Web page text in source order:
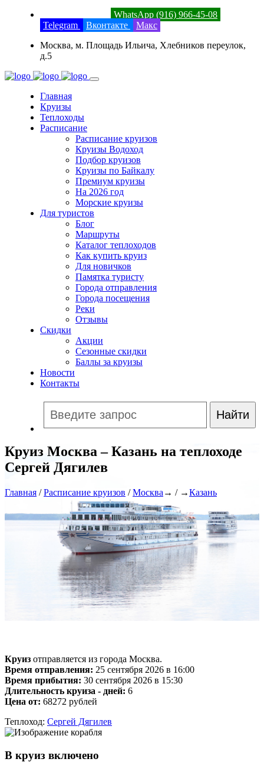
WhatsApp (916) 966-45-08
Telegram
Вконтакте
Макс
Москва, м. Площадь Ильича, Хлебников переулок,
д.5
Главная
Круизы
Теплоходы
Расписание
Расписание круизов
Круизы Водоход
Подбор круизов
Круизы по Байкалу
Премиум круизы
На 2026 год
Морские круизы
Для туристов
Блог
Маршруты
Каталог теплоходов
Как купить круиз
Для новичков
Памятка туристу
Города отправления
Города посещения
Реки
Отзывы
Скидки
Акции
Сезонные скидки
Баллы за круизы
Новости
Контакты
Круиз Москва – Казань на теплоходе
Сергей Дягилев
Главная /Расписание круизов /Москва → / →Казань
Круиз отправляется из города Москва.
Время отправления: 25 сентября 2026 в 16:00
Время прибытия: 30 сентября 2026 в 15:30
Длительность круиза - дней: 6
Цена от: 68272 рублей
Теплоход: Сергей Дягилев
В круиз включено